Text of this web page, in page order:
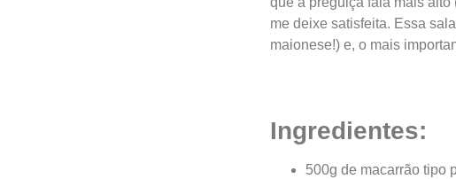
me deixe satisfeita. Essa
maionese!) e, o mais
Ingredientes:
500g de macarrão tipo